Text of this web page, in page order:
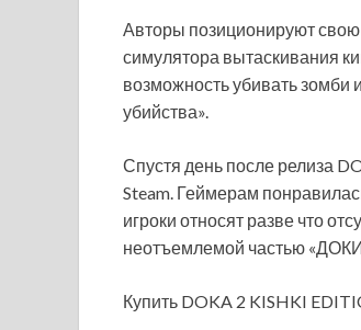
Авторы позиционируют свою
симулятора вытаскивания
возможность убивать зомби
убийства».
Спустя день после релиза
Steam. Геймерам
игроки относят разве что
неотъемлемой частью
Купить DOKA 2 KISHKI